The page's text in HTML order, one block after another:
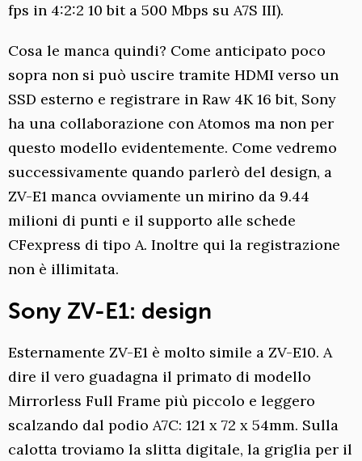
fps in 4:2:2 10 bit a 500 Mbps su A7S III).
Cosa le manca quindi? Come anticipato poco
sopra non si può uscire tramite HDMI verso un
SSD esterno e registrare in Raw 4K 16 bit, Sony
ha una collaborazione con Atomos ma non per
questo modello evidentemente. Come vedremo
successivamente quando parlerò del design, a
ZV-E1 manca ovviamente un mirino da 9.44
milioni di punti e il supporto alle schede
CFexpress di tipo A. Inoltre qui la registrazione
non è illimitata.
Sony ZV-E1: design
Esternamente ZV-E1 è molto simile a ZV-E10. A
dire il vero guadagna il primato di modello
Mirrorless Full Frame più piccolo e leggero
scalzando dal podio A7C: 121 x 72 x 54mm. Sulla
calotta troviamo la slitta digitale, la griglia per il